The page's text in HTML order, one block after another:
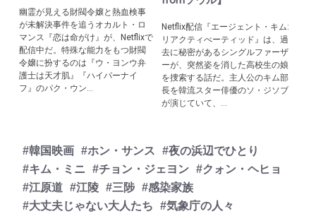
幽霊が見える財閥令嬢と熱血検事
が未解決事件を追うオカルト・ロ
マンス『恋は命がけ』が、Netflixで
配信中だ。特殊な能力をもつ財閥
令嬢に扮するのは『ウ・ヨンウ弁
護士は天才肌』『ハイパーナイ
フ』のパク・ウン...
Netflix配信『エージェント・キム:
リアクティべーティッド』は、過
去に秘密があるシングルファーザ
ーが、突然姿を消した高校生の娘
を捜索する話だ。主人公のキム部
長を韓流スター俳優のソ・ジソブ
が演じていて、...
#韓国映画 #ホン・サンス
#夜の浜辺でひとり
#キム・ミニ
#チョン・ジェヨン #クォン・ヘヒョ
#江原道 #江陵 #三陟 #感染家族
#大丈夫じゃない大人たち
#気象庁の人々